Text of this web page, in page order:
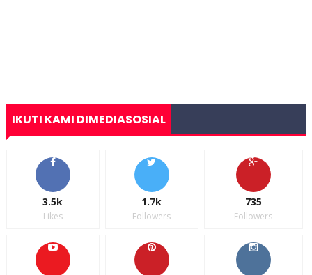
IKUTI KAMI DIMEDIASOSIAL
3.5k
Likes
1.7k
Followers
735
Followers